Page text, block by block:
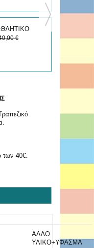
€
των 40€.
ΑΛΛΟ
ΥΛΙΚΟ+ΥΦΑΣΜΑ